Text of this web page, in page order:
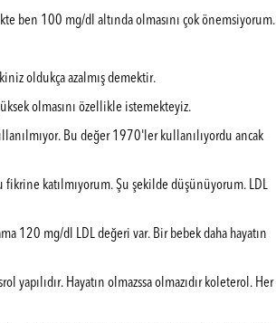
ben 100 mg/dl altında olmasını çok önemsiyorum.
oldukça azalmış demektir.
olmasını özellikle istemekteyiz.
Bu değer 1970'ler kullanılıyordu ancak
katılmıyorum. Şu şekilde düşünüyorum. LDL
120 mg/dl LDL değeri var. Bir bebek daha hayatın
Hayatın olmazssa olmazıdır koleterol. Her